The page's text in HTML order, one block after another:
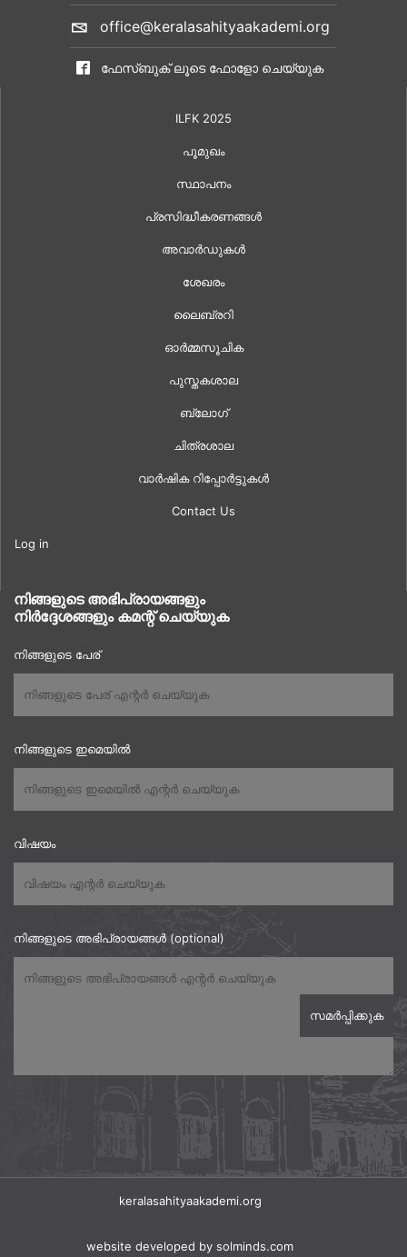
office@keralasahityaakademi.org
ഫേസ്ബുക് ലൂടെ ഫോളോ ചെയ്യുക
ILFK 2025
പൂമുഖം
സ്ഥാപനം
പ്രസിദ്ധീകരണങ്ങൾ
അവാർഡുകൾ
ശേഖരം
ലൈബ്രറി
ഓർമ്മസൂചിക
പുസ്തകശാല
ബ്ലോഗ്
ചിത്രശാല
വാർഷിക റിപ്പോർട്ടുകൾ
Contact Us
Log in
നിങ്ങളുടെ അഭിപ്രായങ്ങളും
നിർദ്ദേശങ്ങളും കമന്റ് ചെയ്യുക
നിങ്ങളുടെ പേര്
നിങ്ങളുടെ ഇമെയിൽ
വിഷയം
നിങ്ങളുടെ അഭിപ്രായങ്ങൾ (optional)
keralasahityaakademi.org
website developed by solminds.com